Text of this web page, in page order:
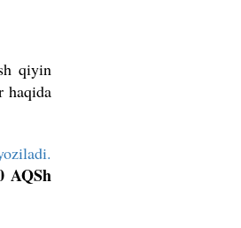
qiyin
haqida
AQSh